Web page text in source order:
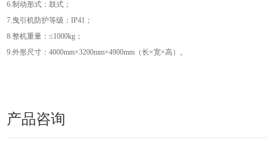
6.制动形式：鼓式；
7.曳引机防护等级：IP41；
8.整机重量：≤1000kg；
9.外形尺寸：4000mm×3200mm×4900mm（长×宽×高）。
产品咨询